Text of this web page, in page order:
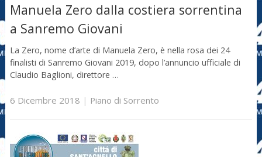
Manuela Zero dalla costiera sorrentina
a Sanremo Giovani
La Zero, nome d’arte di Manuela Zero, è nella rosa dei 24
finalisti di Sanremo Giovani 2019, dopo l’annuncio ufficiale di
Claudio Baglioni, direttore …
6 Dicembre 2018 | Piano di Sorrento